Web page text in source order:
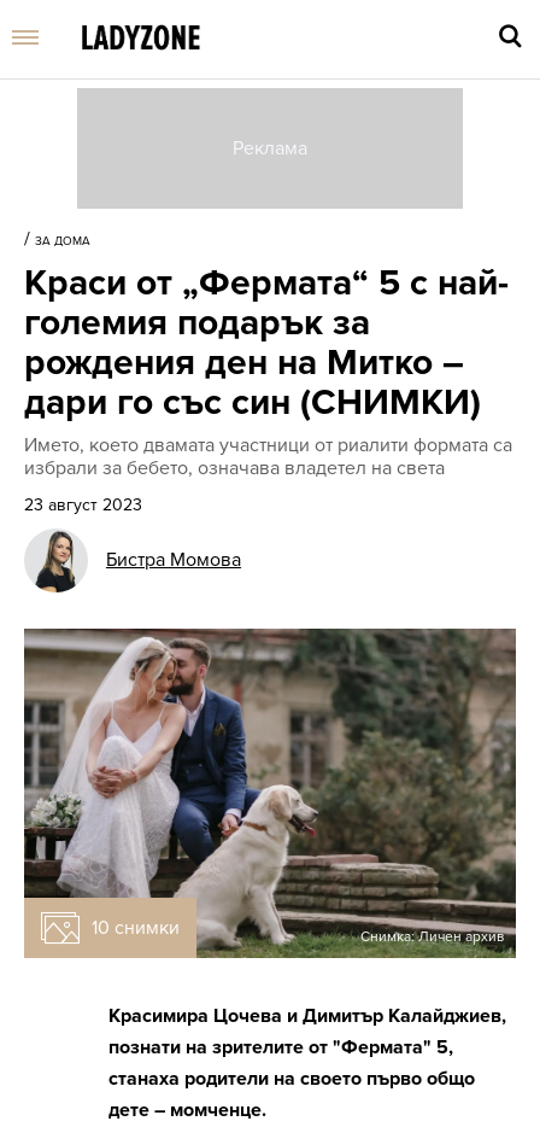
и
/ ЗА ДОМА
Краси от „Фермата“ 5 с най-
големия подарък за
рождения ден на Митко –
дари го със син (СНИМКИ)
Името, което двамата участници от риалити формата са
избрали за бебето, означава владетел на света
23 август 2023
Бистра Момова
10 снимки Снимка: Личен архив
Красимира Цочева и Димитър Калайджиев,
познати на зрителите от "Фермата" 5,
станаха родители на своето първо общо
дете – момченце.